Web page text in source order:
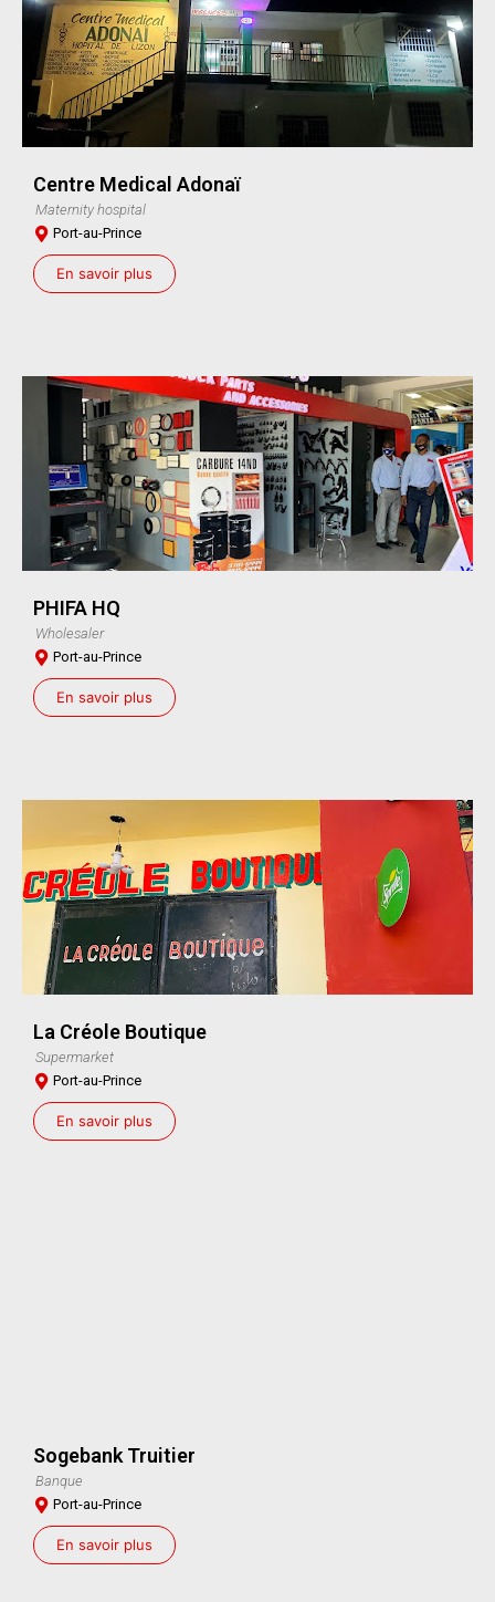
Centre Medical Adonaï
Maternity hospital
Port-au-Prince
En savoir plus
PHIFA HQ
Wholesaler
Port-au-Prince
En savoir plus
La Créole Boutique
Supermarket
Port-au-Prince
En savoir plus
Sogebank Truitier
Banque
Port-au-Prince
En savoir plus